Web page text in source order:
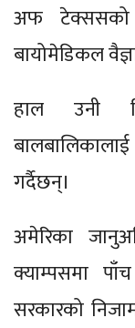
अफ टेक्ससको
बायोमेडिकल
हाल उनी
गर्दैछन्।
अमेरिका
क्याम्पसमा
सरकारको